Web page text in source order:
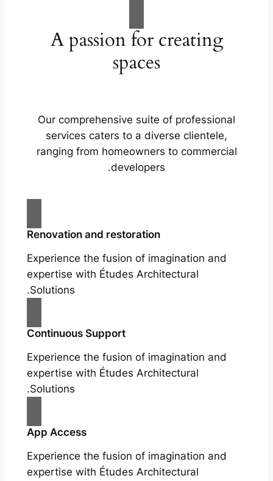
A passion for creating
spaces
Our comprehensive suite of professional
services caters to a diverse clientele,
ranging from homeowners to commercial
developers.
Renovation and restoration
Experience the fusion of imagination and
expertise with Études Architectural
Solutions.
Continuous Support
Experience the fusion of imagination and
expertise with Études Architectural
Solutions.
App Access
Experience the fusion of imagination and
expertise with Études Architectural